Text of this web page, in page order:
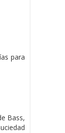
para
Bass,